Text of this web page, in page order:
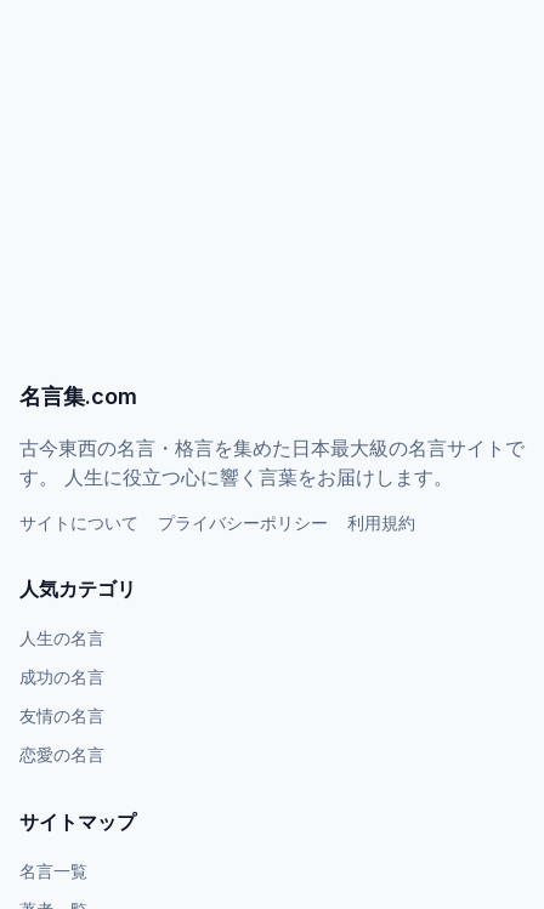
名言集.com
古今東西の名言・格言を集めた日本最大級の名言サイトで
す。 人生に役立つ心に響く言葉をお届けします。
サイトについて プライバシーポリシー 利用規約
人気カテゴリ
人生の名言
成功の名言
友情の名言
恋愛の名言
サイトマップ
名言一覧